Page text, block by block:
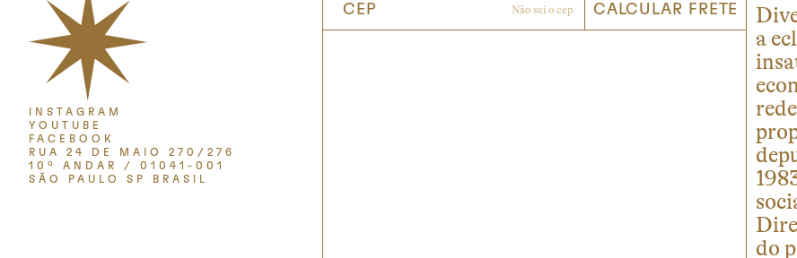
INSTAGRAM
YOUTUBE
FACEBOOK
RUA 24 DE MAIO 270/276
10º ANDAR / 01041-001
SÃO PAULO SP BRASIL
a
do